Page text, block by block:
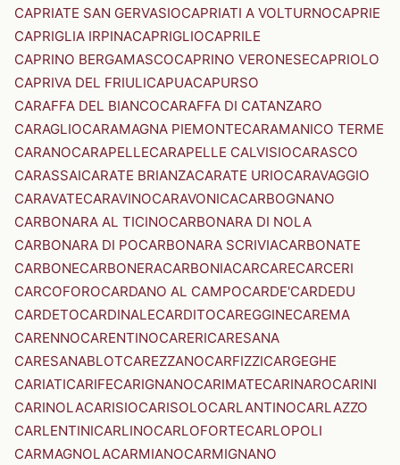
CAPRIATE SAN GERVASIOCAPRIATI A VOLTURNOCAPRIE
CAPRIGLIA IRPINACAPRIGLIOCAPRILE
CAPRINO BERGAMASCOCAPRINO VERONESECAPRIOLO
CAPRIVA DEL FRIULICAPUACAPURSO
CARAFFA DEL BIANCOCARAFFA DI CATANZARO
CARAGLIOCARAMAGNA PIEMONTECARAMANICO TERME
CARANOCARAPELLECARAPELLE CALVISIOCARASCO
CARASSAICARATE BRIANZACARATE URIOCARAVAGGIO
CARAVATECARAVINOCARAVONICACARBOGNANO
CARBONARA AL TICINOCARBONARA DI NOLA
CARBONARA DI POCARBONARA SCRIVIACARBONATE
CARBONECARBONERACARBONIACARCARECARCERI
CARCOFOROCARDANO AL CAMPOCARDE'CARDEDU
CARDETOCARDINALECARDITOCAREGGINECAREMA
CARENNOCARENTINOCARERICARESANA
CARESANABLOTCAREZZANOCARFIZZICARGEGHE
CARIATICARIFECARIGNANOCARIMATECARINAROCARINI
CARINOLACARISIOCARISOLOCARLANTINOCARLAZZO
CARLENTINICARLINOCARLOFORTECARLOPOLI
CARMAGNOLACARMIANOCARMIGNANO